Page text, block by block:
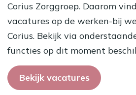
Corius Zorggroep. Daarom
vacatures op de werken-bij
Corius. Bekijk via
functies op dit moment
Bekijk vacatures